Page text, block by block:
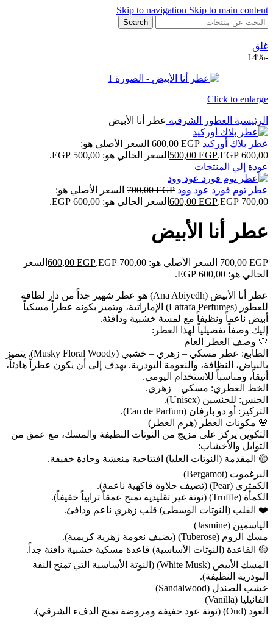
Skip to navigation Skip to main content
Search
غلق
-14%
Click to enlarge
الرئيسية العطور الشرقية عطر أنا الأبيض
عطر بلاك أوركيد 600,00EGP
السعر الأصلي هو:
600,00 EGP.
500,00 EGP
السعر الحالي هو: 500,00 EGP.
عودة إلي المنتجات
عطر توم فورد عود وود 700,00EGP
السعر الأصلي هو:
700,00 EGP.
600,00 EGP السعر الحالي هو: 600,00 EGP.
عطر أنا الأبيض
700,00EGP السعر الأصلي هو: 700,00 EGP. 600,00 EGP
السعر
الحالي هو: 600,00 EGP.
عطر أنا الأبيض (Ana Abiyedh) هو عطر شهير جداً من دار لطافة
للعطور (Lattafa Perfumes) الإماراتية، ويتميز بكونه عطراً مسكياً
أبيض ناعماً ونظيفاً مع لمسة خشبية ودافئة.
إليك وصفاً تفصيلياً لهذا العطر:
🤍 وصف العطر العام
الطابع: عطر مسكي – زهري – خشبي (Musky Floral Woody). يتميز
بالبياض، النظافة، والنعومة البودرية. يهدف إلى أن يكون عطراً هادئاً،
أنيقاً، ومناسباً للاستخدام اليومي.
الخط العطري: مسكي – زهري.
الجنس: للجنسين (Unisex).
التركيز: أو دو بارفان (Eau de Parfum).
🌸 مكونات العطر (هرم العطر)
التكوين يركز على مزيج من النوتات النظيفة والمسك، مع عمق من
التوابل والأخشاب:
🟡 المقدمة (النوتات العليا) افتتاحية منعشة وحادة خفيفة.
البرغموت (Bergamot)
الكمثرى (Pear) (تضيف حلاوة فاكهية ناعمة).
الكمأة (Truffle) (نوتة غير تقليدية تمنح عمقاً ترابياً خفيفاً).
❤️ القلب (النوتات الوسطى) قلب زهري ناعم ودافئ.
الياسمين (Jasmine)
مسك الروم (Tuberose) (يضيف نعومة زهرية كريمية).
🟡 القاعدة (النوتات الأساسية) قاعدة مسكية خشبية دافئة جداً.
المسك الأبيض (White Musk) (النوتة الأساسية التي تمنح النفة
البودرية النظيفة).
خشب الصندل (Sandalwood)
الفانيليا (Vanilla)
العود (Oud) (نوتة عود خفيفة ومروضة تمنح الدفء الشرقي).